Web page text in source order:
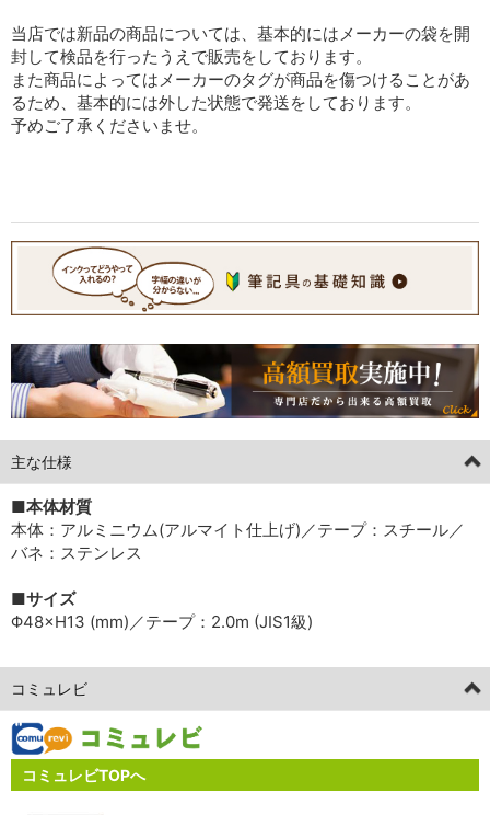
当店では新品の商品については、基本的にはメーカーの袋を開
封して検品を行ったうえで販売をしております。
また商品によってはメーカーのタグが商品を傷つけることがあ
るため、基本的には外した状態で発送をしております。
予めご了承くださいませ。
主な仕様
■本体材質
本体：アルミニウム(アルマイト仕上げ)／テープ：スチール／
バネ：ステンレス
■サイズ
Φ48×H13 (mm)／テープ：2.0m (JIS1級)
コミュレビ
コミュレビTOPへ